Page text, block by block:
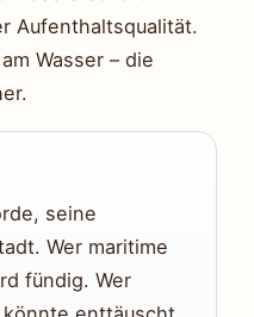
Aufenthaltsqualität.
Wasser – die
seine
Wer maritime
fündig. Wer